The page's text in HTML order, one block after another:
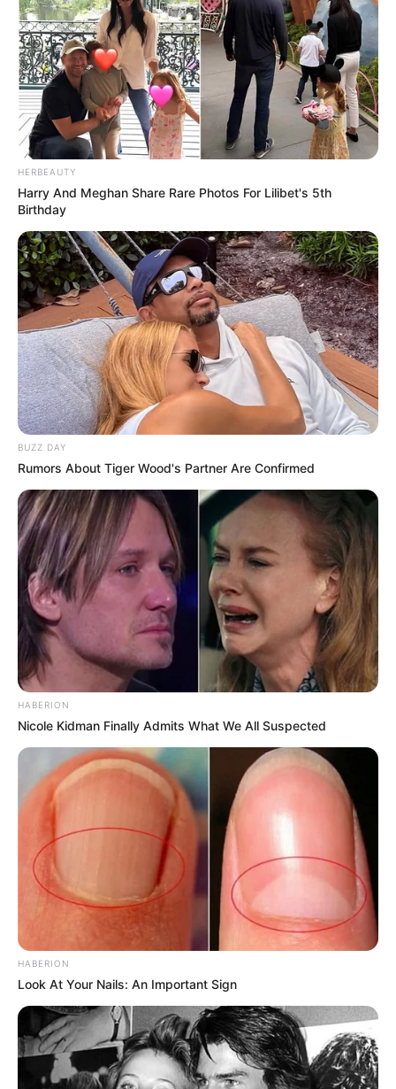
HERBEAUTY
Harry And Meghan Share Rare Photos For Lilibet's 5th
Birthday
BUZZ DAY
Rumors About Tiger Wood's Partner Are Confirmed
HABERION
Nicole Kidman Finally Admits What We All Suspected
HABERION
Look At Your Nails: An Important Sign